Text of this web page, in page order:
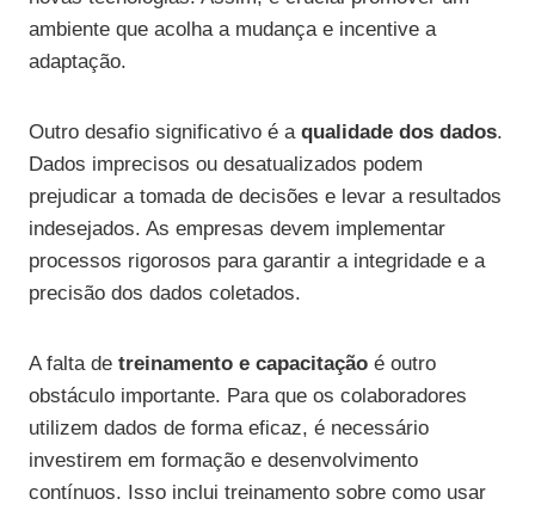
ambiente que acolha a mudança e incentive a
adaptação.
Outro desafio significativo é a qualidade dos dados.
Dados imprecisos ou desatualizados podem
prejudicar a tomada de decisões e levar a resultados
indesejados. As empresas devem implementar
processos rigorosos para garantir a integridade e a
precisão dos dados coletados.
A falta de treinamento e capacitação é outro
obstáculo importante. Para que os colaboradores
utilizem dados de forma eficaz, é necessário
investirem em formação e desenvolvimento
contínuos. Isso inclui treinamento sobre como usar